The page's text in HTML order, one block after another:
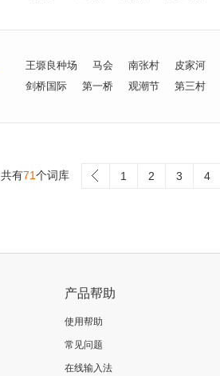
王塬良种场 马会 南张村
皮家河
剑桥国际
第一桥 观潮节 第三村
共有71个词库 1 2 3 4
产品帮助
使用帮助
常见问题
在线输入法